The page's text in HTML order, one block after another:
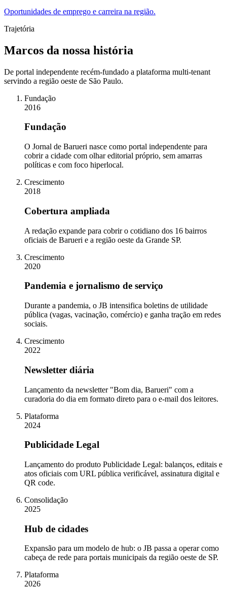
Oportunidades de emprego e carreira na região.
Trajetória
Marcos da nossa história
De portal independente recém-fundado a plataforma multi-tenant
servindo a região oeste de São Paulo.
Fundação
2016
Fundação
O Jornal de Barueri nasce como portal independente para
cobrir a cidade com olhar editorial próprio, sem amarras
políticas e com foco hiperlocal.
Crescimento
2018
Cobertura ampliada
A redação expande para cobrir o cotidiano dos 16 bairros
oficiais de Barueri e a região oeste da Grande SP.
Crescimento
2020
Pandemia e jornalismo de serviço
Durante a pandemia, o JB intensifica boletins de utilidade
pública (vagas, vacinação, comércio) e ganha tração em redes
sociais.
Crescimento
2022
Newsletter diária
Lançamento da newsletter "Bom dia, Barueri" com a
curadoria do dia em formato direto para o e-mail dos leitores.
Plataforma
2024
Publicidade Legal
Lançamento do produto Publicidade Legal: balanços, editais e
atos oficiais com URL pública verificável, assinatura digital e
QR code.
Consolidação
2025
Hub de cidades
Expansão para um modelo de hub: o JB passa a operar como
cabeça de rede para portais municipais da região oeste de SP.
Plataforma
2026